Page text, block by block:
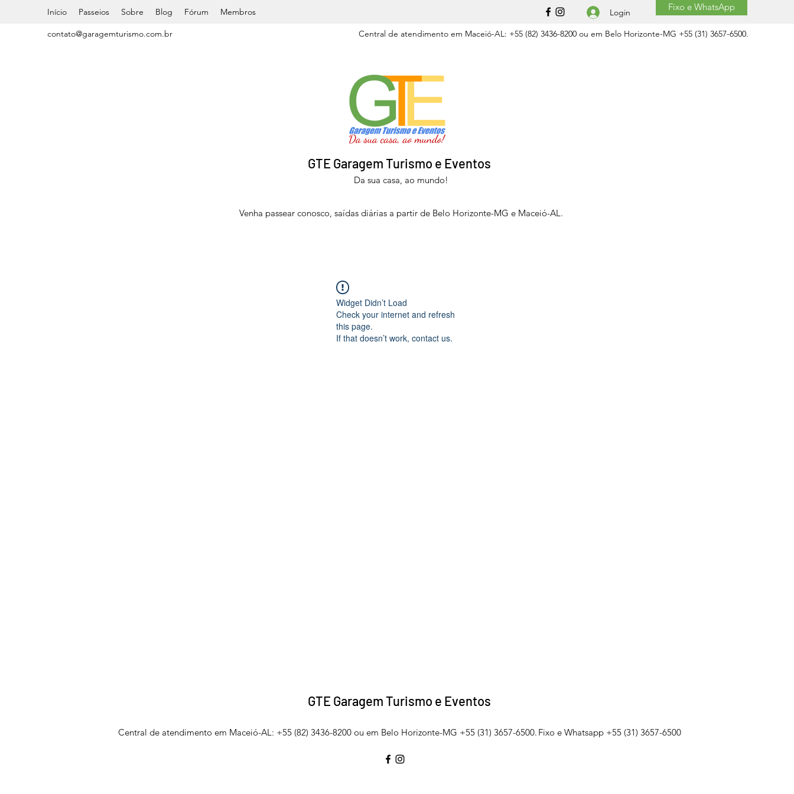
Início Passeios Sobre Blog Fórum Membros Login Fixo e WhatsApp
contato@garagemturismo.com.br Central de atendimento em Maceió-AL: +55 (82) 3436-8200 ou em Belo Horizonte-MG +55 (31) 3657-6500.
GTE Garagem Turismo e Eventos
Da sua casa, ao mundo!
Venha passear conosco, saídas diárias a partir de Belo Horizonte-MG e Maceió-AL.
Widget Didn’t Load
Check your internet and refresh
this page.
If that doesn’t work, contact us.
GTE Garagem Turismo e Eventos
Central de atendimento em Maceió-AL: +55 (82) 3436-8200 ou em Belo Horizonte-MG +55 (31) 3657-6500. Fixo e Whatsapp +55 (31) 3657-6500